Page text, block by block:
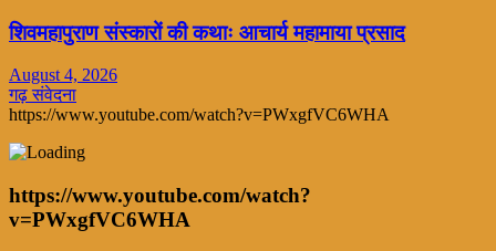
शिवमहापुराण संस्कारों की कथाः आचार्य महामाया प्रसाद
August 4, 2026
गढ़ संवेदना
https://www.youtube.com/watch?v=PWxgfVC6WHA
https://www.youtube.com/watch?
v=PWxgfVC6WHA